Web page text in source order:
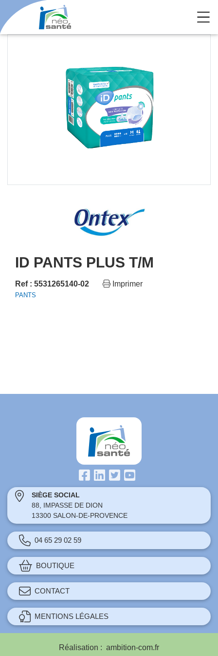
ID PANTS PLUS T/M
Ref : 5531265140-02 Imprimer
PANTS
SIÈGE SOCIAL
88, IMPASSE DE DION
13300 SALON-DE-PROVENCE
04 65 29 02 59
BOUTIQUE
CONTACT
MENTIONS LÉGALES
Réalisation : ambition-com.fr